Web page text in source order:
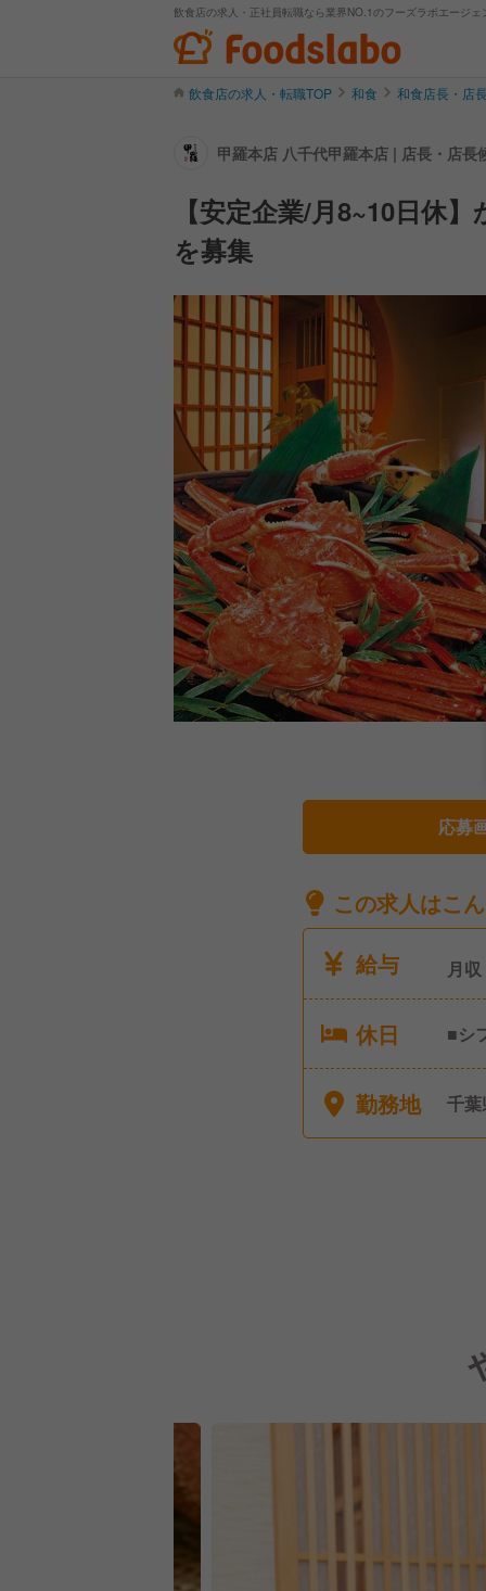
飲食店の求人・正社員転職なら業界NO.1のフーズラボエージェ
飲食店の求人・転職TOP 和食 和食店長・店
甲羅本店 八千代甲羅本店 | 店長・店長
【安定企業/月8~10日休
を募集
応募
この求人はこ
給与
月収
休日
■シ
暇
績
勤務地 千